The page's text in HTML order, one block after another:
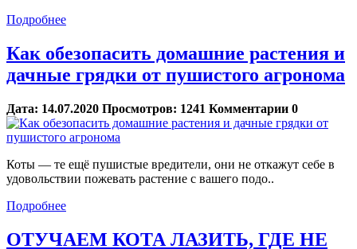
Подробнее
Как обезопасить домашние растения и
дачные грядки от пушистого агронома
Дата: 14.07.2020 Просмотров: 1241 Комментарии 0
Коты — те ещё пушистые вредители, они не откажут себе в
удовольствии пожевать растение с вашего подо..
Подробнее
ОТУЧАЕМ КОТА ЛАЗИТЬ, ГДЕ НЕ